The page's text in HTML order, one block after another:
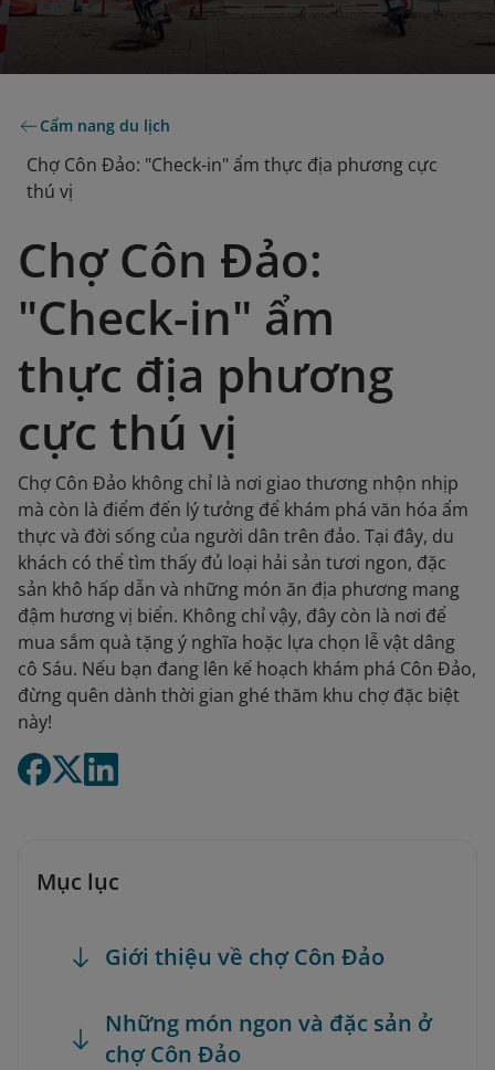
Cẩm nang du lịch
Chợ Côn Đảo: "Check-in" ẩm thực địa phương cực
thú vị
Chợ Côn Đảo:
"Check-in" ẩm
thực địa phương
cực thú vị
Chợ Côn Đảo không chỉ là nơi giao thương nhộn nhịp
mà còn là điểm đến lý tưởng để khám phá văn hóa ẩm
thực và đời sống của người dân trên đảo. Tại đây, du
khách có thể tìm thấy đủ loại hải sản tươi ngon, đặc
sản khô hấp dẫn và những món ăn địa phương mang
đậm hương vị biển. Không chỉ vậy, đây còn là nơi để
mua sắm quà tặng ý nghĩa hoặc lựa chọn lễ vật dâng
cô Sáu. Nếu bạn đang lên kế hoạch khám phá Côn Đảo,
đừng quên dành thời gian ghé thăm khu chợ đặc biệt
này!
Mục lục
Giới thiệu về chợ Côn Đảo
Những món ngon và đặc sản ở
chợ Côn Đảo